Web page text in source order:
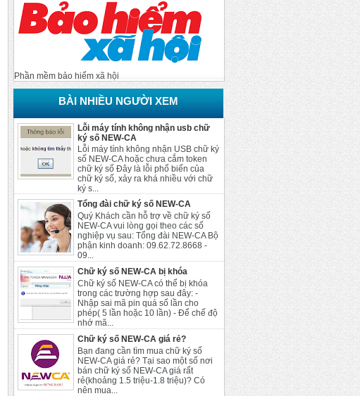
Phần mềm bảo hiểm xã hội
BÀI NHIỀU NGƯỜI XEM
Lỗi máy tính không nhận usb chữ
ký số NEW-CA
Lỗi máy tính không nhận USB chữ ký
số NEW-CA hoặc chưa cắm token
chữ ký số Đây là lỗi phổ biến của
chữ ký số, xảy ra khá nhiều với chữ
ký s...
Tổng đài chữ ký số NEW-CA
Quý Khách cần hỗ trợ về chữ ký số
NEW-CA vui lòng gọi theo các số
nghiệp vụ sau: Tổng đài NEW-CA Bộ
phận kinh doanh: 09.62.72.8668 -
09...
Chữ ký số NEW-CA bị khóa
Chữ ký số NEW-CA có thể bị khóa
trong các trường hợp sau đây: -
Nhập sai mã pin quá số lần cho
phép( 5 lần hoặc 10 lần) - Để chế độ
nhớ mã...
Chữ ký số NEW-CA giá rẻ?
Bạn đang cần tìm mua chữ ký số
NEW-CA giá rẻ? Tại sao một số nơi
bán chữ ký số NEW-CA giá rất
rẻ(khoảng 1.5 triệu-1.8 triệu)? Có
nên mua...